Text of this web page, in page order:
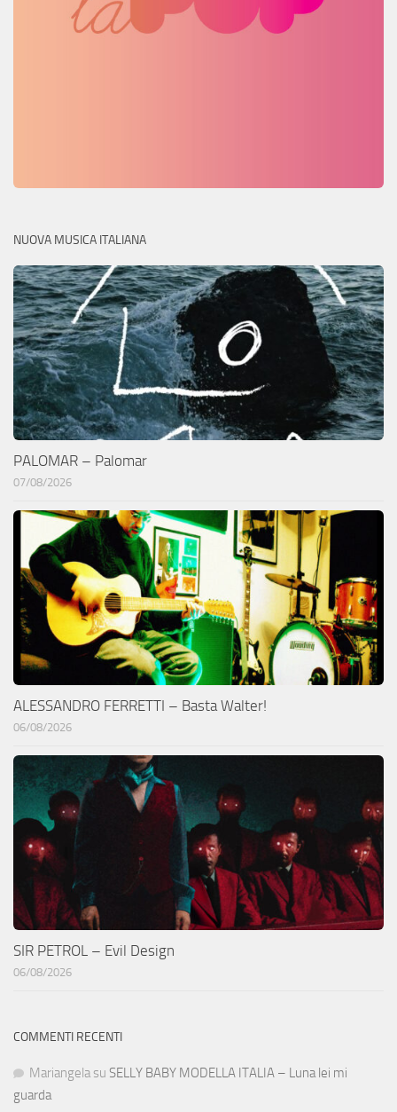
NUOVA MUSICA ITALIANA
PALOMAR – Palomar
07/08/2026
ALESSANDRO FERRETTI – Basta Walter!
06/08/2026
SIR PETROL – Evil Design
06/08/2026
COMMENTI RECENTI
Mariangela su SELLY BABY MODELLA ITALIA – Luna lei mi
guarda